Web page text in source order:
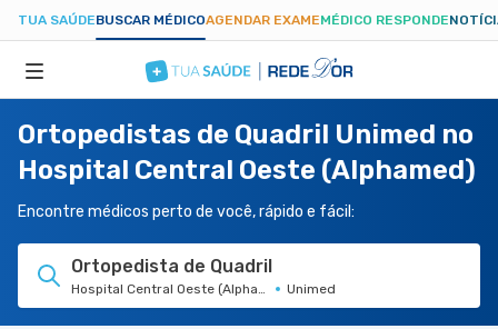
TUA SAÚDEBUSCAR MÉDICOAGENDAR EXAMEMÉDICO RESPONDE
ESPECIALIDADES
HOSPITAIS
TUASAUDE.COM
Ortopedistas de Quadril Unimed no
Hospital Central Oeste (Alphamed)
Encontre médicos perto de você, rápido e fácil:
Ortopedista de Quadril
Hospital Central Oeste (Alphamed)Unimed